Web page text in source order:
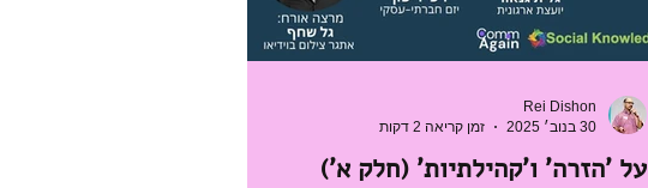
על 'הזרה' ו'קהילתיות' (חלק א')
Rei Dishon
30 בנוב׳ 2025
זמן קריאה 2 דקות